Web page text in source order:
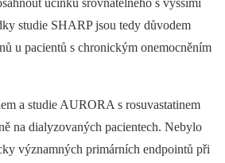
studie SHARP jsou tedy důvodem
u pacientů s chronickým onemocněním
a studie AURORA s rosuva­statinem
na dialyzovaných pacientech. Nebylo
významných primárních endpointů při